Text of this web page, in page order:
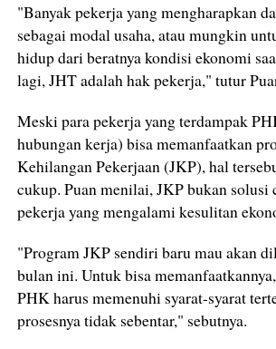
"Banyak pekerja yang mengharapkan
sebagai modal usaha, atau mungkin
hidup dari beratnya kondisi ekonomi
lagi, JHT adalah hak pekerja," tutur
Meski para pekerja yang terdampak
hubungan kerja) bisa memanfaatkan
Kehilangan Pekerjaan (JKP), hal
cukup. Puan menilai, JKP bukan solusi
pekerja yang mengalami kesulitan
"Program JKP sendiri baru mau akan
bulan ini. Untuk bisa
PHK harus memenuhi syarat-syarat
prosesnya tidak sebentar," sebutnya.